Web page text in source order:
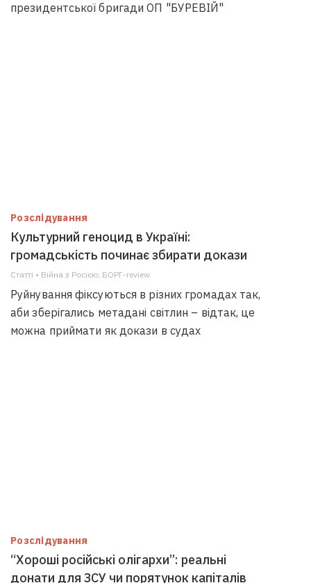
президентської бригади ОП "БУРЕВІЙ"
Розслідування
Культурний геноцид в Україні:
громадськість починає збирати докази
Статті • Війна з Росією; БОРГ-review
Руйнування фіксуються в різних громадах так,
аби зберігались метадані світлин – відтак, це
можна приймати як докази в судах
Розслідування
“Хороші російські олігархи”: реальні
донати для ЗСУ чи порятунок капіталів